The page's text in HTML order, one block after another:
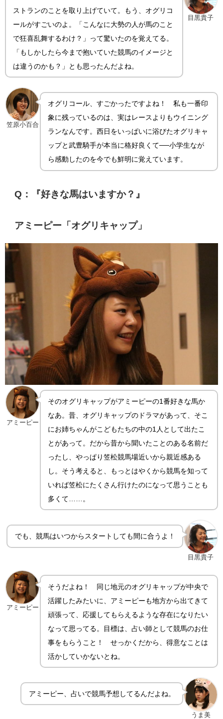
目黒貴子
ストランのことを取り上げていて。もう、オグリコ
ールがすごいのよ。「こんなに大勢の人が馬のこと
で狂喜乱舞するわけ？」って驚いたのを覚えてる。
「もしかしたら今まで抱いていた競馬のイメージと
は違うのかも？」とも思ったんだよね。
笠原小百合
オグリコール、すごかったですよね！ 私も一番印
象に残っているのは、実はレースよりもウイニング
ランなんです。西日をいっぱいに浴びたオグリキャ
ップと武豊騎手が本当に格好良くて──小学生なが
ら感動したのを今でも鮮明に覚えています。
Q：『好きな馬はいますか？』
アミーピー「オグリキャップ」
アミーピー
そのオグリキャップがアミーピーの1番好きな馬か
なあ。昔、オグリキャップのドラマがあって、そこ
にお姉ちゃんがこどもたちの中の1人として出たこ
とがあって。だから昔から聞いたことのある名前だ
ったし、やっぱり笠松競馬場近いから親近感ある
し。そう考えると、もっとはやくから競馬を知って
いれば笠松にたくさん行けたのになって思うことも
多くて……。
目黒貴子
でも、競馬はいつからスタートしても間に合うよ！
アミーピー
そうだよね！ 同じ地元のオグリキャップが中央で
活躍したみたいに、アミーピーも地方から出てきて
頑張って、応援してもらえるような存在になりたい
なって思ってる。目標は、占い師として競馬のお仕
事をもらうこと！ せっかくだから、得意なことは
活かしていかないとね。
うま美
アミーピー、占いで競馬予想してるんだよね。